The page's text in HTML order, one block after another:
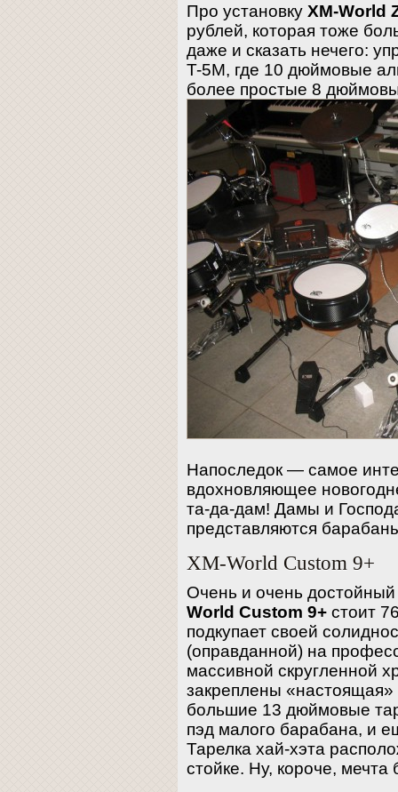
Про установку XM-World
рублей, которая тоже
даже и сказать нечего:
T-5M, где 10 дюймовые
более простые 8
Напоследок — самое
вдохновляющее
та-да-дам! Дамы и
представляются
XM-World Custom 9+
Очень и очень
World Custom 9+ стоит
подкупает своей
(оправданной) на
массивной скругленной
закреплены
большие 13 дюймовые
пэд малого барабана, и
Тарелка хай-хэта
стойке. Ну, короче,